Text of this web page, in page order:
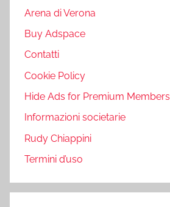
Arena di Verona
Buy Adspace
Contatti
Cookie Policy
Hide Ads for Premium Members
Informazioni societarie
Rudy Chiappini
Termini d’uso